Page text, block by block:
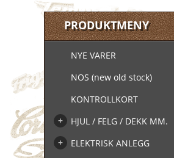
PRODUKTMENY
NYE VARER
NOS (new old stock)
KONTROLLKORT
HJUL / FELG / DEKK MM.
ELEKTRISK ANLEGG